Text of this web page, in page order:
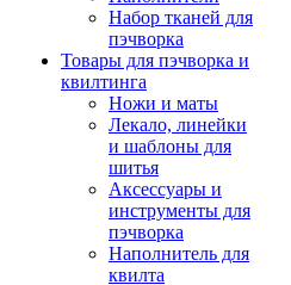
Набор тканей для
пэчворка
Товары для пэчворка и
квилтинга
Ножи и маты
Лекало, линейки
и шаблоны для
шитья
Аксессуары и
инструменты для
пэчворка
Наполнитель для
квилта